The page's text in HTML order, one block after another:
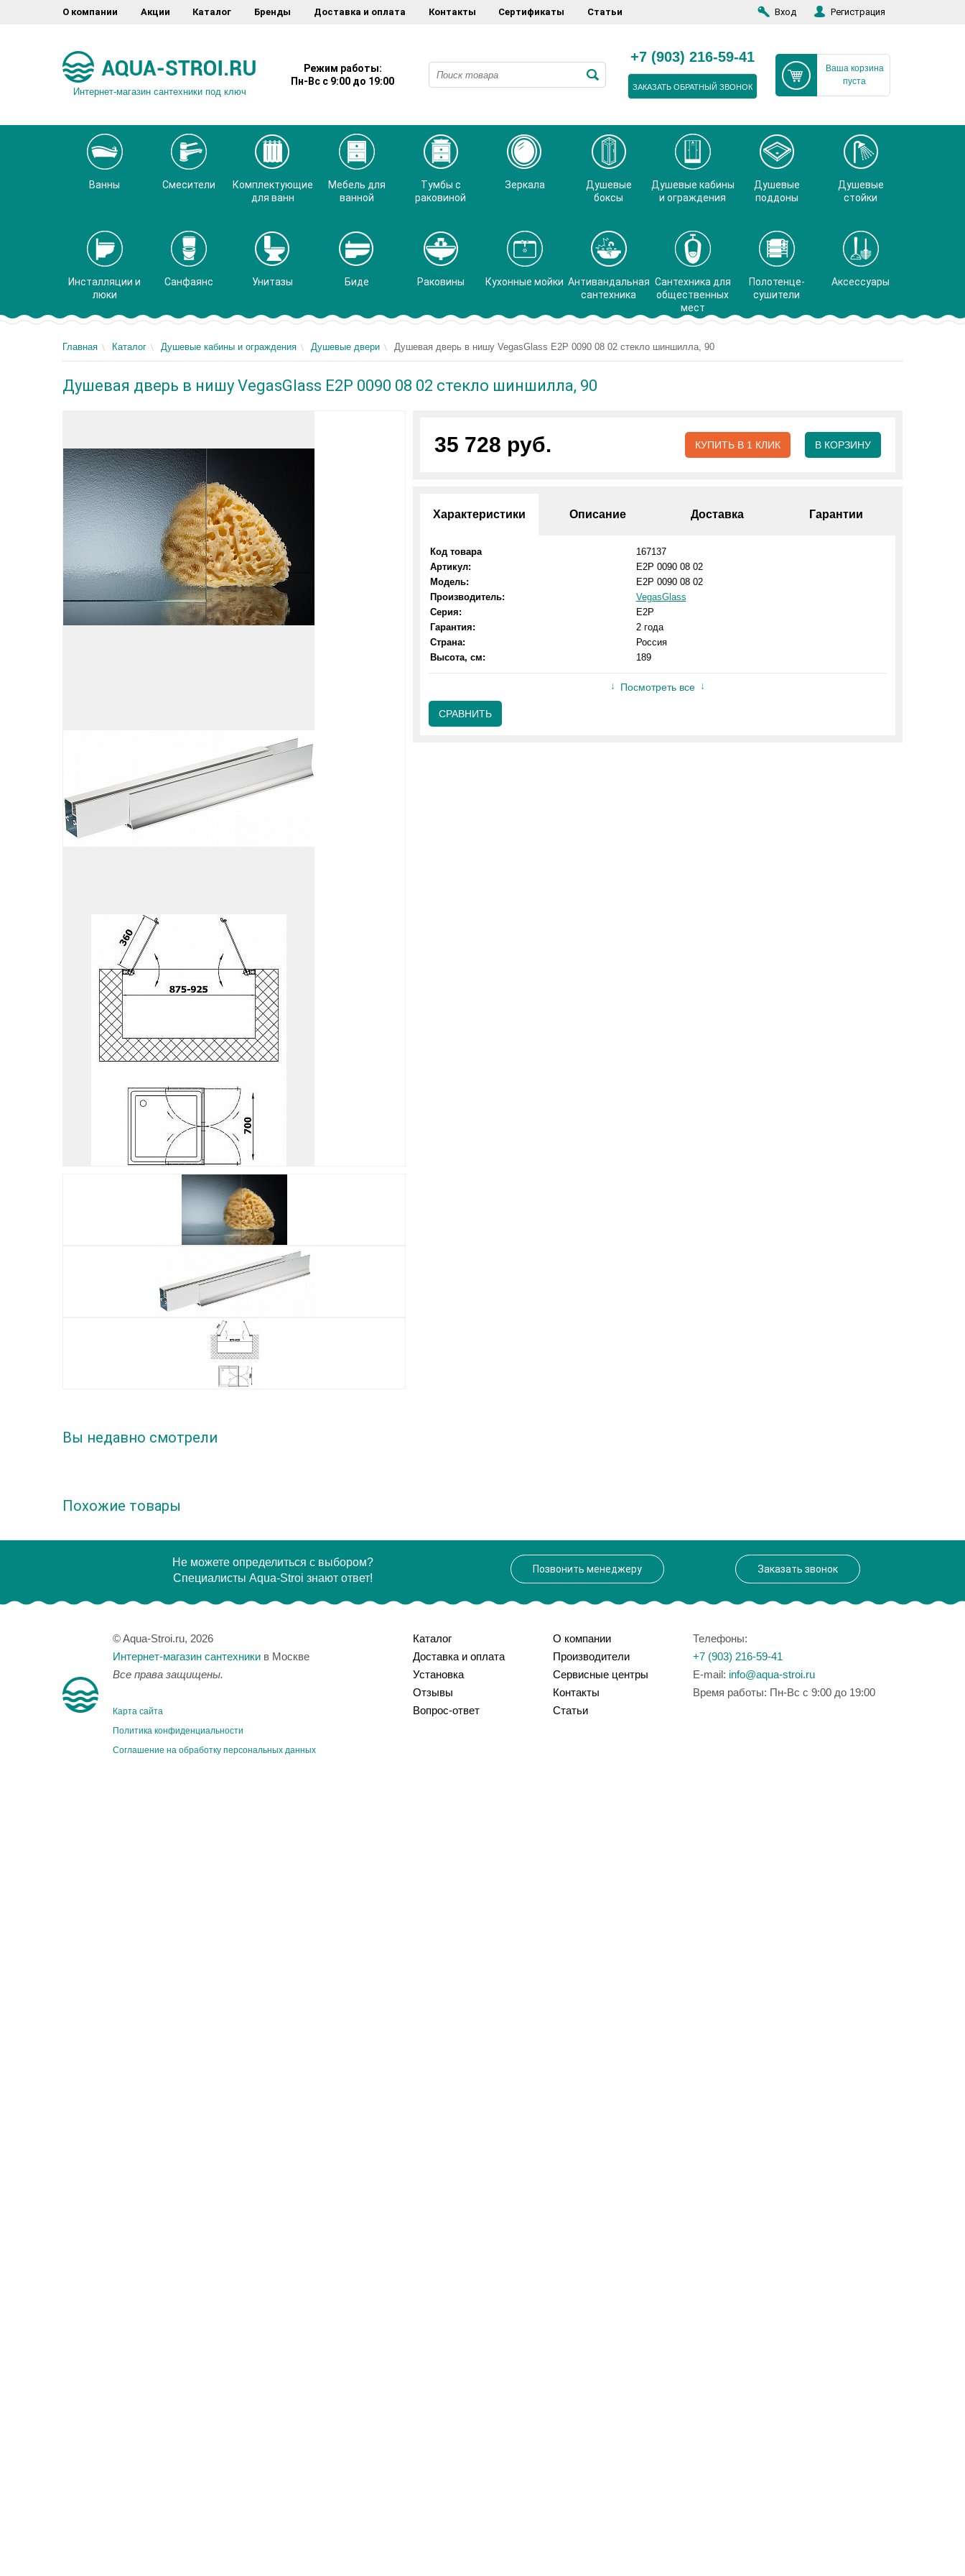
О компании Акции Каталог Бренды Доставка и оплата Контакты Сертификаты Статьи Вход Регистрация
Интернет-магазин сантехники под ключ
Режим работы:
Пн-Вс с 9:00 до 19:00
+7 (903) 216-59-41
ЗАКАЗАТЬ ОБРАТНЫЙ ЗВОНОК
Ваша корзина
пуста
Ванны Смесители
Комплектующие
для ванн
Мебель для
ванной
Тумбы с
раковиной
Зеркала
Душевые
боксы
Душевые кабины
и ограждения
Душевые
поддоны
Душевые
стойки
Инсталляции и
люки
Санфаянс Унитазы Биде Раковины Кухонные мойки Антивандальная
сантехника
Сантехника для
общественных
мест
Полотенце-
сушители
Аксессуары
Главная Каталог Душевые кабины и ограждения Душевые двери Душевая дверь в нишу VegasGlass E2P 0090 08 02 стекло шиншилла, 90
Душевая дверь в нишу VegasGlass E2P 0090 08 02 стекло шиншилла, 90
35 728 руб. КУПИТЬ В 1 КЛИК В КОРЗИНУ
Характеристики Описание Доставка Гарантии
Код товара
167137
Артикул:
E2P 0090 08 02
Модель:
E2P 0090 08 02
Производитель:
VegasGlass
Серия:
E2P
Гарантия:
2 года
Страна:
Россия
Высота, см:
189
Посмотреть все
СРАВНИТЬ
Вы недавно смотрели
Похожие товары
Не можете определиться с выбором?
Специалисты Aqua-Stroi знают ответ!
Позвонить менеджеру Заказать звонок
© Aqua-Stroi.ru, 2026
Интернет-магазин сантехники в Москве
Все права защищены.
Карта сайта
Политика конфиденциальности
Соглашение на обработку персональных данных
Каталог
Доставка и оплата
Установка
Отзывы
Вопрос-ответ
О компании
Производители
Сервисные центры
Контакты
Статьи
Телефоны:
+7 (903) 216-59-41
E-mail: info@aqua-stroi.ru
Время работы: Пн-Вс с 9:00 до 19:00